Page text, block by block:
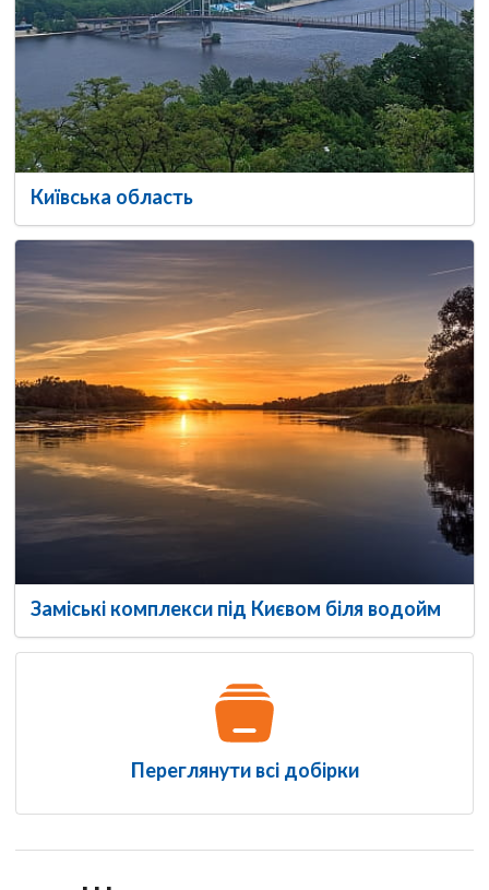
Київська область
Заміські комплекси під Києвом біля водойм
Переглянути всі добірки